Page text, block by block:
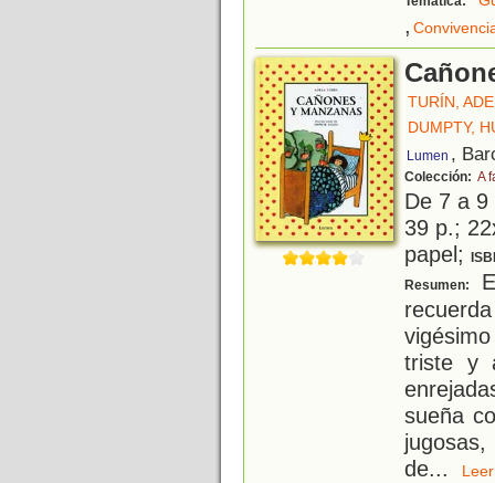
,
TURÍN,
DUMPTY,
Lumen ,
Colección: A
De 7 a
39 p.;
papel;
Resumen:
triste y
sueña
de...